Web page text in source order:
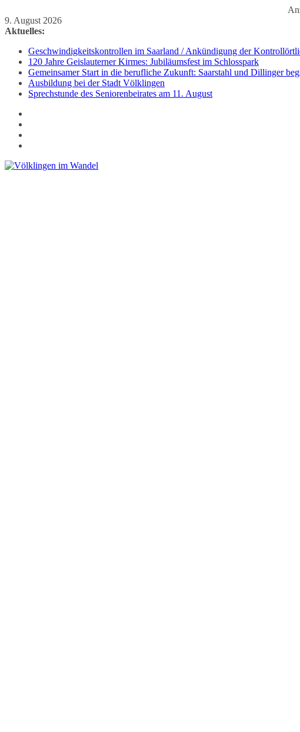
Zum
Inhalt
9. August 2026
Aktuelles:
Geschwindigkeitskontrollen im Saarland / Ankündigung der
120 Jahre Geislauterner Kirmes: Jubiläumsfest im Schlosspark
Gemeinsamer Start in die berufliche Zukunft: Saarstahl und Dillinger
Ausbildung bei der Stadt Völklingen
Sprechstunde des Seniorenbeirates am 11. August